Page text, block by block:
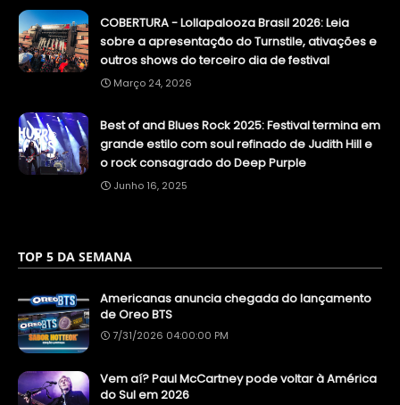
COBERTURA - Lollapalooza Brasil 2026: Leia
sobre a apresentação do Turnstile, ativações e
outros shows do terceiro dia de festival
Março 24, 2026
Best of and Blues Rock 2025: Festival termina em
grande estilo com soul refinado de Judith Hill e
o rock consagrado do Deep Purple
Junho 16, 2025
TOP 5 DA SEMANA
Americanas anuncia chegada do lançamento
de Oreo BTS
7/31/2026 04:00:00 PM
Vem aí? Paul McCartney pode voltar à América
do Sul em 2026